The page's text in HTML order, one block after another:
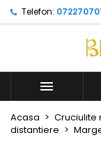
Telefon:

Acasa Cruciulite
distantiere